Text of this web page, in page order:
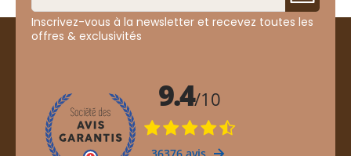
Inscrivez-vous à la newsletter et recevez toutes les
offres & exclusivités